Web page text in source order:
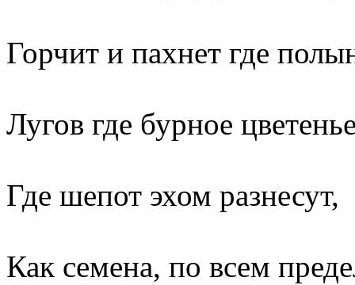
Горчит и пахнет где
Лугов где бурное
Где шепот эхом разнесут,
Как семена, по всем